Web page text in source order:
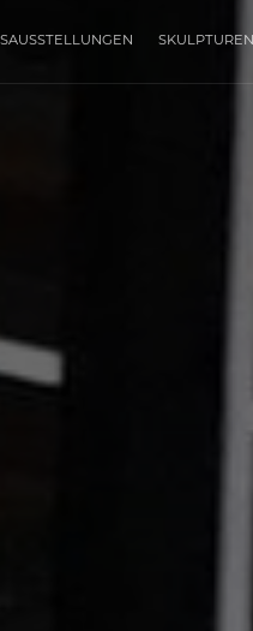
SKULPTUREN